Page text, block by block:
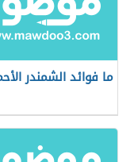
ما فوائد الشمندر